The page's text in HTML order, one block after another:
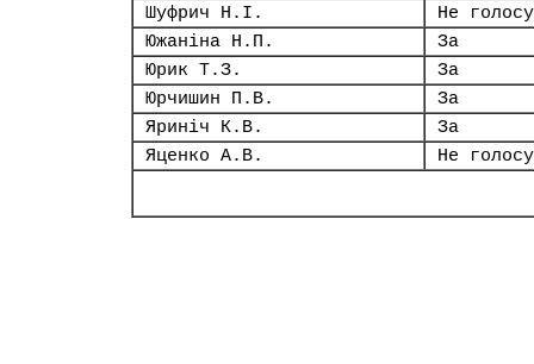
Шуфрич Н.І.
Не
Южаніна Н.П.
За
Юрик Т.З.
За
Юрчишин П.В.
За
Яриніч К.В.
За
Яценко А.В.
Не